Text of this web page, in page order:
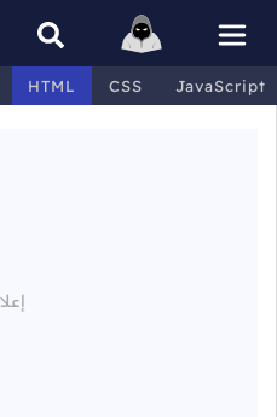
HTML CSS JavaScript